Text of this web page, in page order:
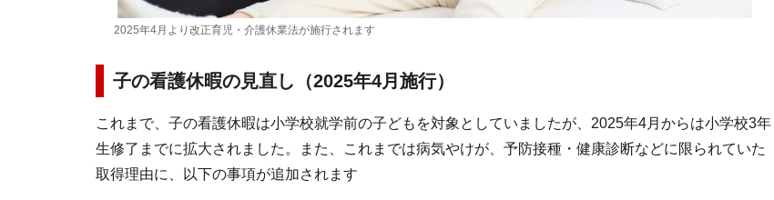
2025年4月より改正育児・介護休業法が施行されます
子の看護休暇の見直し（2025年4月施行）
これまで、子の看護休暇は小学校就学前の子どもを対象としていましたが、2025年4月からは小学校3年
生修了までに拡大されました。また、これまでは病気やけが、予防接種・健康診断などに限られていた
取得理由に、以下の事項が追加されます